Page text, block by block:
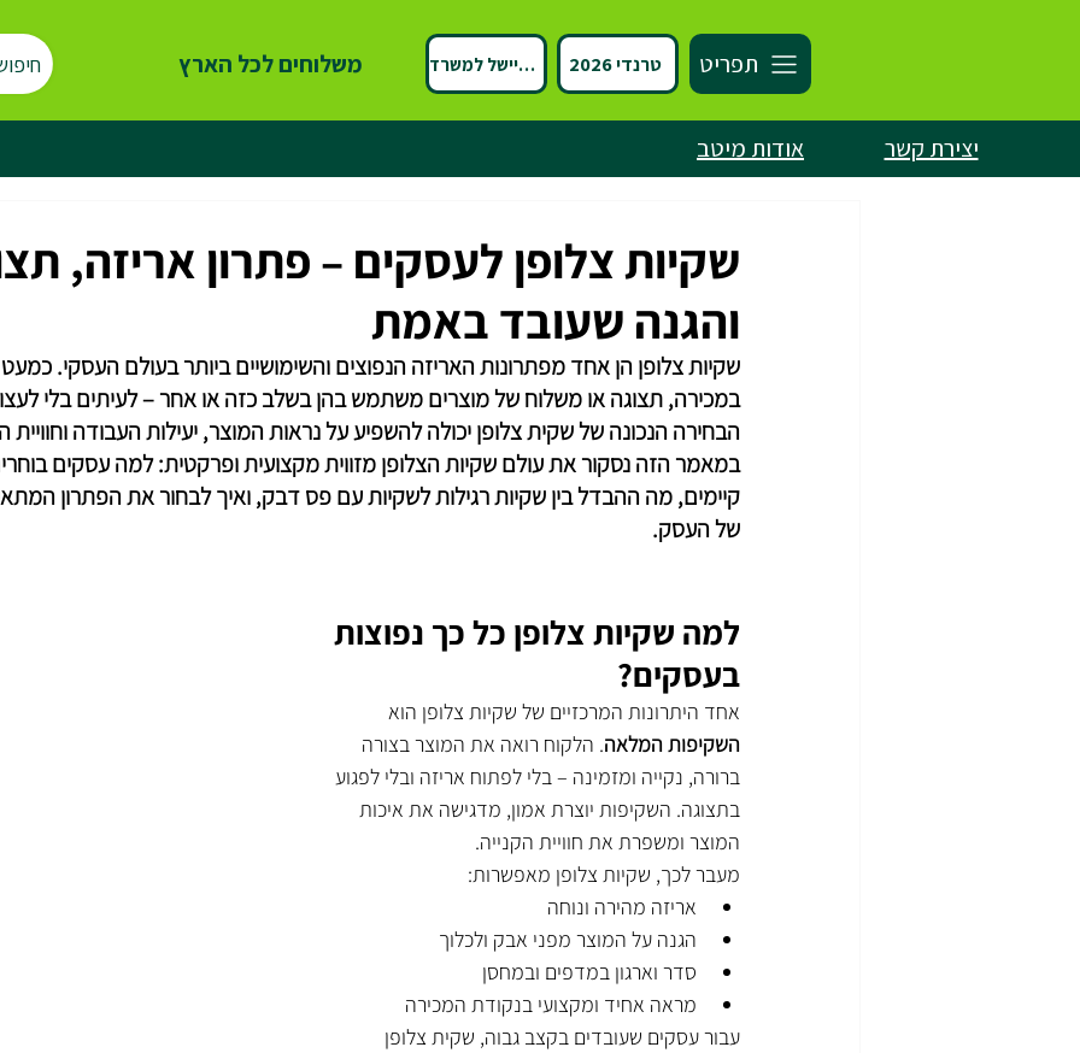
תפריט טרנדי 2026 ספיישל למשרד משלוחים לכל הארץ
יצירת קשר אודות מיטב
שקיות צלופן לעסקים – פתרון אריזה,
והגנה שעובד באמת
שקיות צלופן הן אחד מפתרונות האריזה הנפוצים והשימושיים ביותר בעולם העסקי.
במכירה, תצוגה או משלוח של מוצרים משתמש בהן בשלב כזה או אחר – לעיתים בלי
הבחירה הנכונה של שקית צלופן יכולה להשפיע על נראות המוצר, יעילות העבודה וחוויית
במאמר הזה נסקור את עולם שקיות הצלופן מזווית מקצועית ופרקטית: למה עסקים
קיימים, מה ההבדל בין שקיות רגילות לשקיות עם פס דבק, ואיך לבחור את הפתרון
של העסק.
למה שקיות צלופן כל כך נפוצות
בעסקים?
אחד היתרונות המרכזיים של שקיות צלופן הוא
השקיפות המלאה. הלקוח רואה את המוצר בצורה
ברורה, נקייה ומזמינה – בלי לפתוח אריזה ובלי לפגוע
בתצוגה. השקיפות יוצרת אמון, מדגישה את איכות
המוצר ומשפרת את חוויית הקנייה.
מעבר לכך, שקיות צלופן מאפשרות:
אריזה מהירה ונוחה
הגנה על המוצר מפני אבק ולכלוך
סדר וארגון במדפים ובמחסן
מראה אחיד ומקצועי בנקודת המכירה
עבור עסקים שעובדים בקצב גבוה, שקית צלופן